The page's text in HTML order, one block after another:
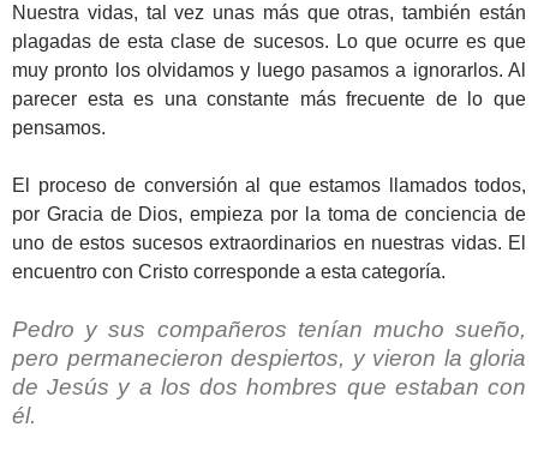
Nuestra vidas, tal vez unas más que otras, también están
plagadas de esta clase de sucesos. Lo que ocurre es que
muy pronto los olvidamos y luego pasamos a ignorarlos. Al
parecer esta es una constante más frecuente de lo que
pensamos.
El proceso de conversión al que estamos llamados todos,
por Gracia de Dios, empieza por la toma de conciencia de
uno de estos sucesos extraordinarios en nuestras vidas. El
encuentro con Cristo corresponde a esta categoría.
Pedro y sus compañeros tenían mucho sueño,
pero permanecieron despiertos, y vieron la gloria
de Jesús y a los dos hombres que estaban con
él.